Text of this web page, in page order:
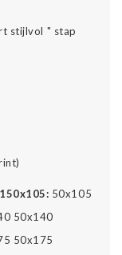
stijlvol " stap
150x105: 50x105
50x140
50x175